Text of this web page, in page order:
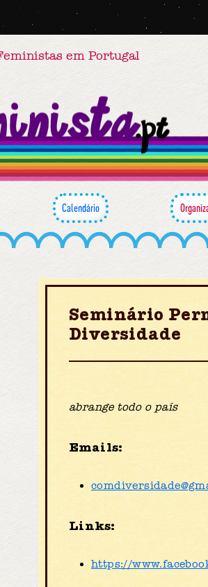
em Portugal
Calendário
Seminário
Diversidade
abrange todo o país
Emails:
Links:
https://